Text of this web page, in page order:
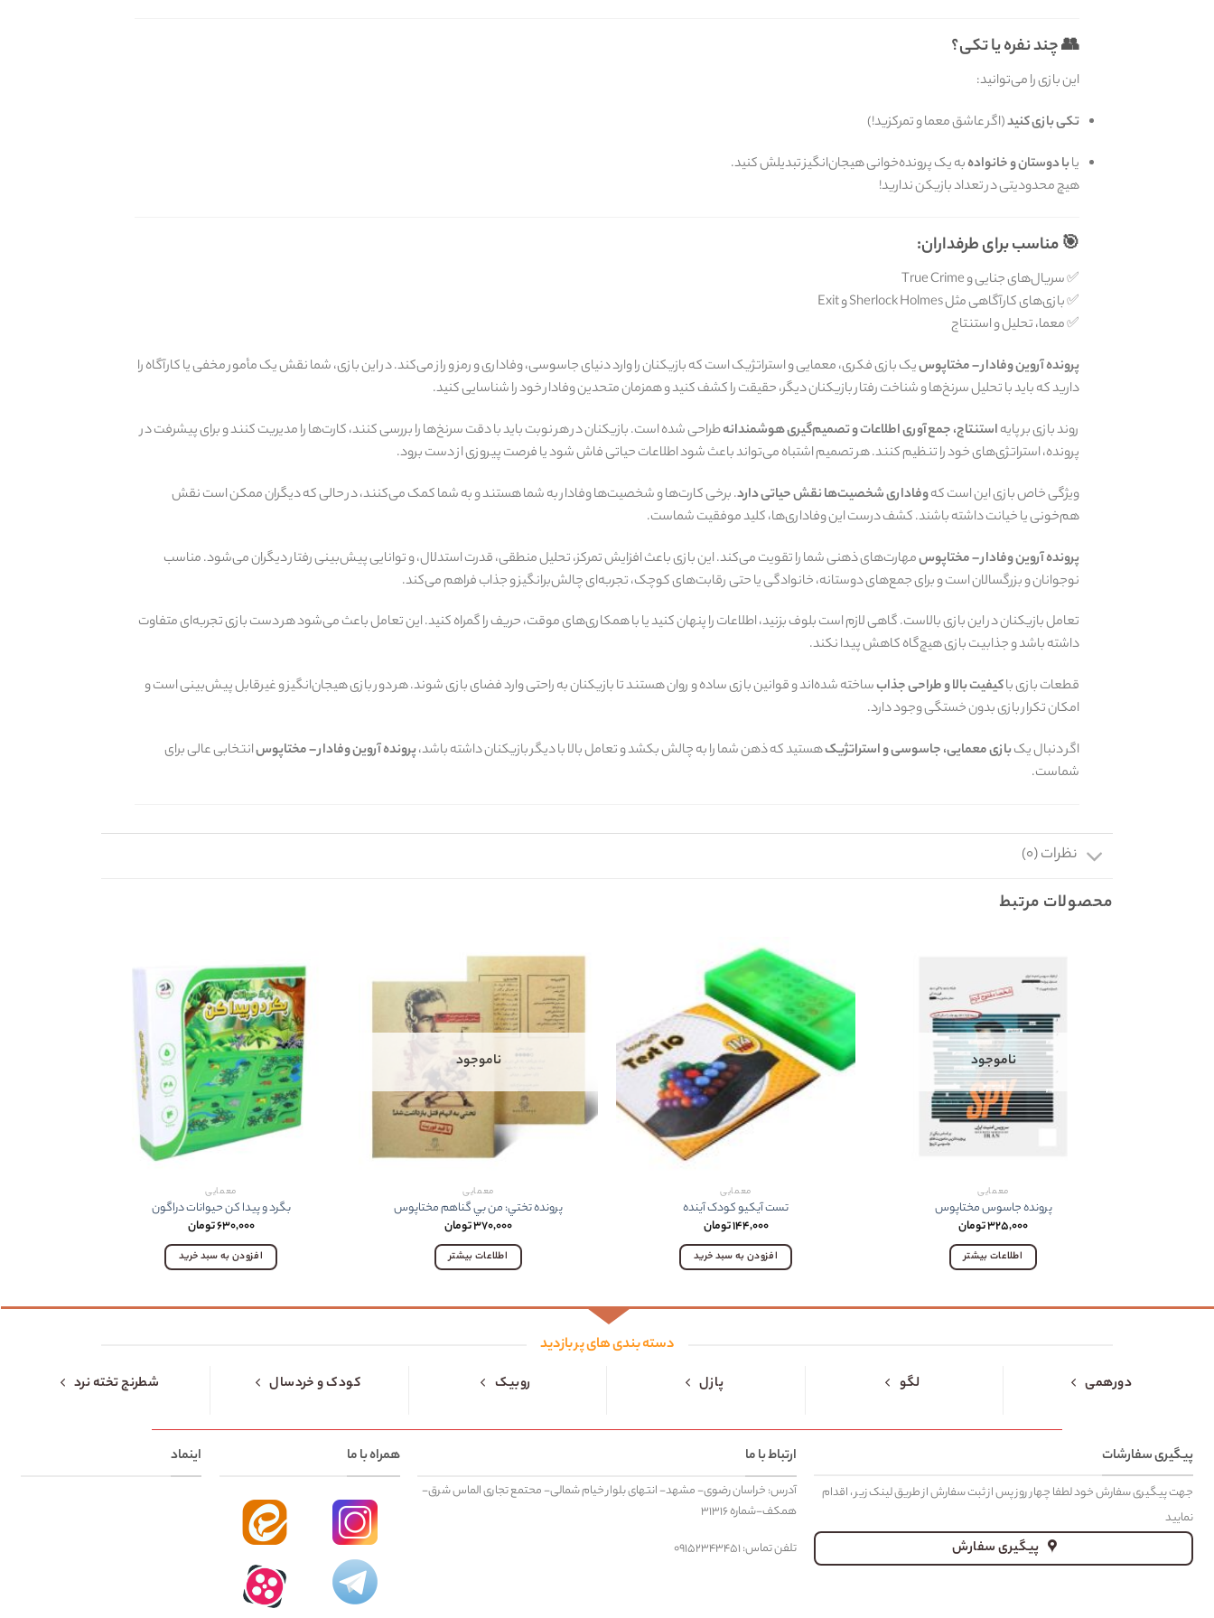
👥 چند نفره یا تکی؟
این بازی را می‌توانید:
تکی بازی کنید(اگر عاشق معما و تمرکزید!)
یابا دوستان و خانوادهبه یک پرونده‌خوانی هیجان‌انگیز تبدیلش کنید.
هیچ محدودیتی در تعداد بازیکن ندارید!
🎯 مناسب برای طرفداران:
✅ سریال‌های جنایی و True Crime
✅ بازی‌های کارآگاهی مثل Sherlock Holmes و Exit
✅ معما، تحلیل و استنتاج
پرونده آروین وفادار – مختاپوسیک بازی فکری، معمایی و استراتژیک است که بازیکنان را وارد دنیای جاسوسی، وفاداری و رمز و راز می‌کند. در این بازی، شما نقش یک مأمور مخفی یا کارآگاه را
دارید که باید با تحلیل سرنخ‌ها و شناخت رفتار بازیکنان دیگر، حقیقت را کشف کنید و همزمان متحدین وفادار خود را شناسایی کنید.
روند بازی بر پایهاستنتاج، جمع‌آوری اطلاعات و تصمیم‌گیری هوشمندانهطراحی شده است. بازیکنان در هر نوبت باید با دقت سرنخ‌ها را بررسی کنند، کارت‌ها را مدیریت کنند و برای پیشرفت در
پرونده، استراتژی‌های خود را تنظیم کنند. هر تصمیم اشتباه می‌تواند باعث شود اطلاعات حیاتی فاش شود یا فرصت پیروزی از دست برود.
ویژگی خاص بازی این است کهوفاداری شخصیت‌ها نقش حیاتی دارد. برخی کارت‌ها و شخصیت‌ها وفادار به شما هستند و به شما کمک می‌کنند، در حالی که دیگران ممکن است نقش
هم‌خونی یا خیانت داشته باشند. کشف درست این وفاداری‌ها، کلید موفقیت شماست.
پرونده آروین وفادار – مختاپوسمهارت‌های ذهنی شما را تقویت می‌کند. این بازی باعث افزایش تمرکز، تحلیل منطقی، قدرت استدلال، و توانایی پیش‌بینی رفتار دیگران می‌شود. مناسب
نوجوانان و بزرگسالان است و برای جمع‌های دوستانه، خانوادگی یا حتی رقابت‌های کوچک، تجربه‌ای چالش‌برانگیز و جذاب فراهم می‌کند.
تعامل بازیکنان در این بازی بالاست. گاهی لازم است بلوف بزنید، اطلاعات را پنهان کنید یا با همکاری‌های موقت، حریف را گمراه کنید. این تعامل باعث می‌شود هر دست بازی تجربه‌ای متفاوت
داشته باشد و جذابیت بازی هیچ‌گاه کاهش پیدا نکند.
قطعات بازی باکیفیت بالا و طراحی جذابساخته شده‌اند و قوانین بازی ساده و روان هستند تا بازیکنان به راحتی وارد فضای بازی شوند. هر دور بازی هیجان‌انگیز و غیرقابل پیش‌بینی است و
امکان تکرار بازی بدون خستگی وجود دارد.
اگر دنبال یکبازی معمایی، جاسوسی و استراتژیکهستید که ذهن شما را به چالش بکشد و تعامل بالا با دیگر بازیکنان داشته باشد،پرونده آروین وفادار – مختاپوسانتخابی عالی برای
شماست.
نظرات (۰)
محصولات مرتبط
ناموجود
معمایی
پرونده جاسوس مختاپوس
۳۲۵,۰۰۰تومان
اطلاعات بیشتر
معمایی
تست آيکيو کودک آينده
۱۴۴,۰۰۰تومان
افزودن به سبد خرید
ناموجود
معمایی
پرونده تختي: من بي گناهم مختاپوس
۳۷۰,۰۰۰تومان
اطلاعات بیشتر
معمایی
بگرد و پيدا کن حيوانات دراگون
۶۳۰,۰۰۰تومان
افزودن به سبد خرید
دسته بندی های پر بازدید
دورهمی لگو پازل روبیک کودک و خردسال شطرنج تخته نرد
پیگیری سفارشات
جهت پیگیری سفارش خود لطفا چهار روز پس از ثبت سفارش از طریق لینک زیر ، اقدام
نمایید
پیگیری سفارش
ارتباط با ما
آدرس: خراسان رضوی- مشهد- انتهای بلوار خیام شمالی- محتمع تجاری الماس شرق-
همکف-شماره ۳۱۳۱۶
تلفن تماس: ۰۹۱۵۲۳۴۳۴۵۱
همراه با ما اینماد